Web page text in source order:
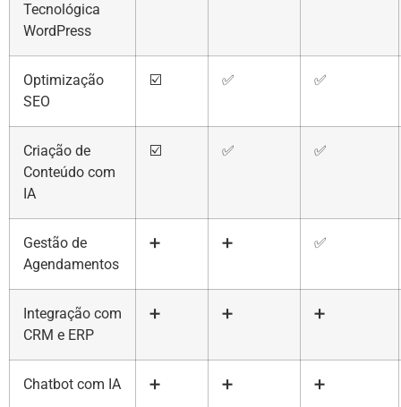
Tecnológica
WordPress
Optimização
SEO
☑️ ✅ ✅
Criação de
Conteúdo com
IA
☑️ ✅ ✅
Gestão de
Agendamentos
➕ ➕ ✅
Integração com
CRM e ERP
➕ ➕ ➕
Chatbot com IA ➕ ➕ ➕